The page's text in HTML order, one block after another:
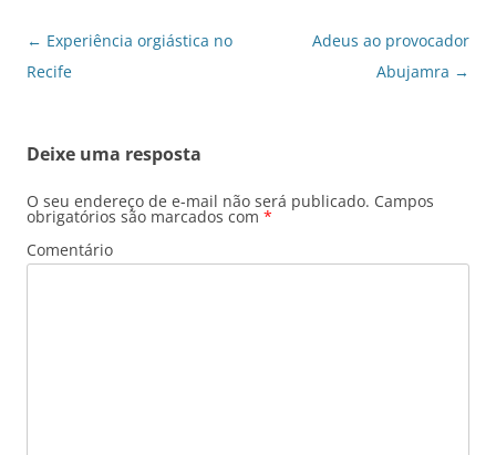
Navegação
de
← Experiência orgiástica no
Recife
Adeus ao provocador
Abujamra →
Deixe uma resposta
O seu endereço de e-mail não será publicado. Campos
obrigatórios são marcados com *
Comentário